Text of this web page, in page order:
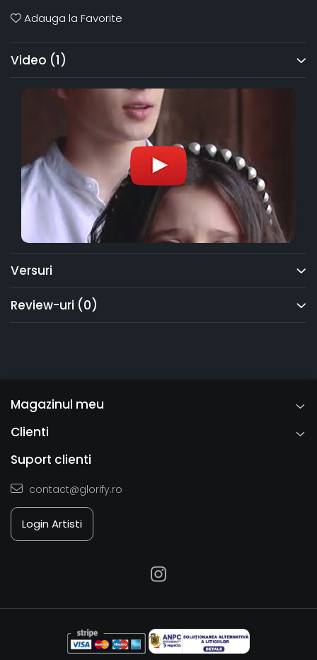
Adauga la Favorite
Video (1)
Versuri
Review-uri (0)
Magazinul meu
Clienti
Suport clienti
contact@glorify.ro
Login Artisti